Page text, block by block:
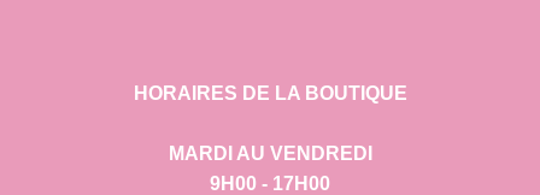
HORAIRES DE LA BOUTIQUE
MARDI AU VENDREDI
9H00 - 17H00